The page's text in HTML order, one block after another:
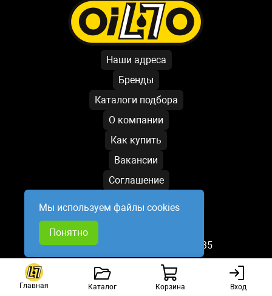
Главная Каталог Корзина Вход
Наши адреса
Бренды
Каталоги подбора
О компании
Как купить
Вакансии
Соглашение
Условия обработки данных
Написать директору
База обновлена: 06.08.2026 13:35
Мы используем файлы cookies
Понятно